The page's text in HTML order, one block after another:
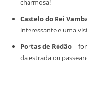
charmosa!
Castelo do Rei
interessante e uma
Portas de Ródão–
da estrada ou